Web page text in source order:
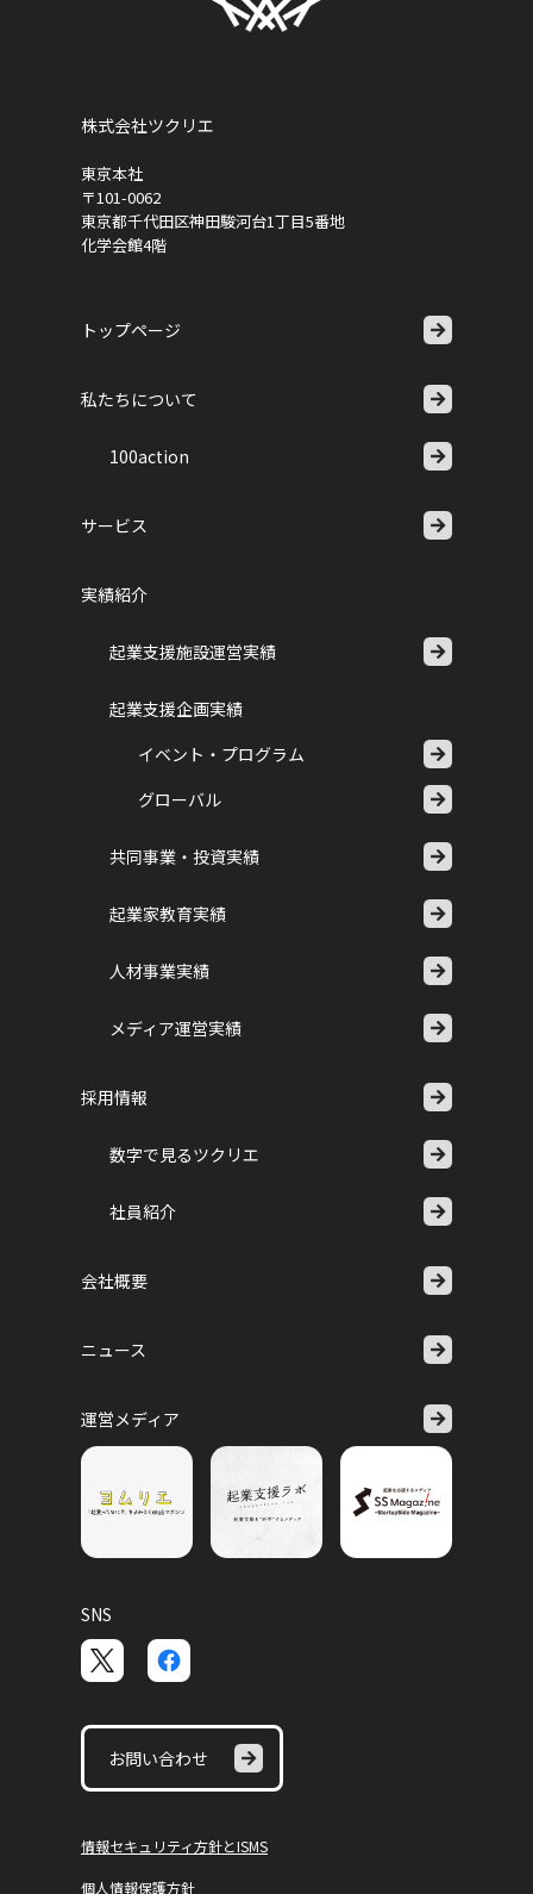
株式会社ツクリエ
東京本社
〒101-0062
東京都千代田区神田駿河台1丁目5番地
化学会館4階
トップページ
私たちについて
100action
サービス
実績紹介
起業支援施設運営実績
起業支援企画実績
イベント・プログラム
グローバル
共同事業・投資実績
起業家教育実績
人材事業実績
メディア運営実績
採用情報
数字で見るツクリエ
社員紹介
会社概要
ニュース
運営メディア
SNS
お問い合わせ
情報セキュリティ方針とISMS
個人情報保護方針